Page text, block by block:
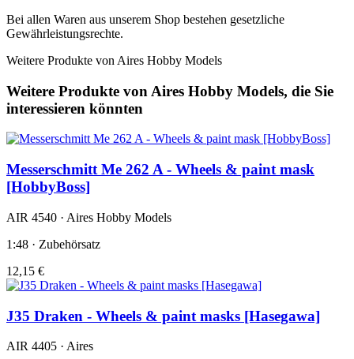
Bei allen Waren aus unserem Shop bestehen gesetzliche
Gewährleistungsrechte.
Weitere Produkte von Aires Hobby Models
Weitere Produkte von Aires Hobby Models, die Sie
interessieren könnten
Messerschmitt Me 262 A - Wheels & paint mask
[HobbyBoss]
AIR 4540 · Aires Hobby Models
1:48 · Zubehörsatz
12,15 €
J35 Draken - Wheels & paint masks [Hasegawa]
AIR 4405 · Aires